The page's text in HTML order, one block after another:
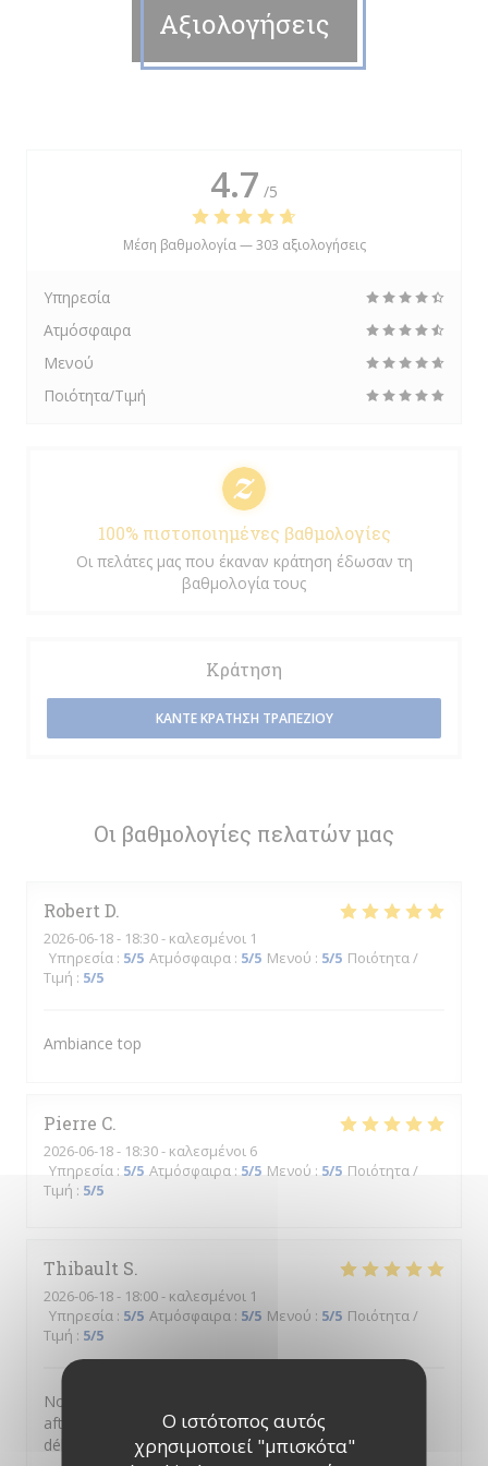
Ο ιστότοπος αυτός
χρησιμοποιεί "μπισκότα"
Αξιολογήσεις
Οι βαθμολογίες πελατών μας
Robert D
2026-06-18- 18:30 - καλεσμένοι 1
Υπηρεσία : 5/5 Ατμόσφαιρα : 5/5 Μενού : 5/5 Ποιότητα /
Τιμή : 5/5
Ambiance top
Pierre C
2026-06-18- 18:30 - καλεσμένοι 6
Υπηρεσία : 5/5 Ατμόσφαιρα : 5/5 Μενού : 5/5 Ποιότητα /
Τιμή : 5/5
Thibault S
2026-06-18- 18:00 - καλεσμένοι 1
Υπηρεσία : 5/5 Ατμόσφαιρα : 5/5 Μενού : 5/5 Ποιότητα /
Τιμή : 5/5
Nous avons passer un moment très sympa pour cet
afterwork entre collègues. Le lieu est cosy et les mets
délicieux. Bravo et merci aux élèves et équipes
4.7 /5
Μέση βαθμολογία —303 αξιολογήσεις
Υπηρεσία
Ατμόσφαιρα
Μενού
Ποιότητα/Τιμή
100% πιστοποιημένες βαθμολογίες
Οι πελάτες μας που έκαναν κράτηση έδωσαν τη
βαθμολογία τους
Κράτηση
ΚΆΝΤΕ ΚΡΆΤΗΣΗ ΤΡΑΠΕΖΙΟΎ